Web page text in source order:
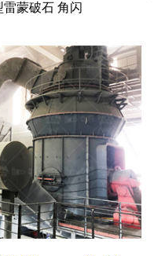
雷蒙破石 角闪